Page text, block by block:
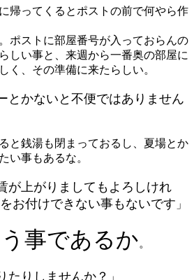
帰ってくるとポストの前で何やら作
ポストに部屋番号が入っておらんの
しい事と、来週から一番奥の部屋に
く、その準備に来たらしい。
とかないと不便ではありません
と銭湯も閉まっておるし、夏場とか
い事もあるな。
が上がりましてもよろしけれ
お付けできない事もないです 」
事であるか。
たりしませんか？ 」